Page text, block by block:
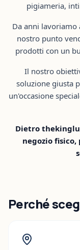
pigiameria,
Da anni
nostro punto
prodotti con un
Il nostro
soluzione giusta
un'occasione
Dietro
negozio
Perché